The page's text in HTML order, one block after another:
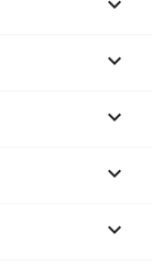



keyboard_arrow_down